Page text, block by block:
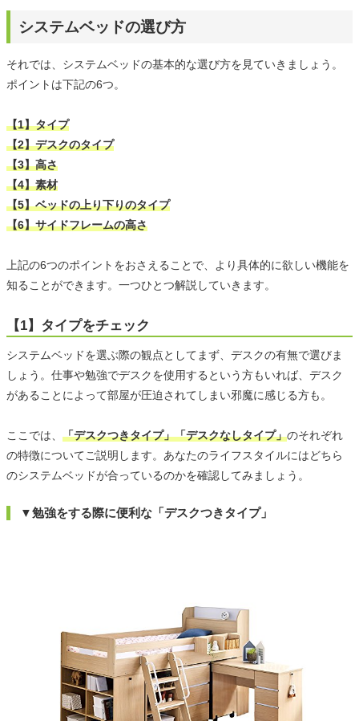
システムベッドの選び方
それでは、システムベッドの基本的な選び方を見ていきましょう。
ポイントは下記の6つ。
【1】タイプ
【2】デスクのタイプ
【3】高さ
【4】素材
【5】ベッドの上り下りのタイプ
【6】サイドフレームの高さ
上記の6つのポイントをおさえることで、より具体的に欲しい機能を
知ることができます。一つひとつ解説していきます。
【1】タイプをチェック
システムベッドを選ぶ際の観点としてまず、デスクの有無で選びま
しょう。仕事や勉強でデスクを使用するという方もいれば、デスク
があることによって部屋が圧迫されてしまい邪魔に感じる方も。
ここでは、 「デスクつきタイプ」「デスクなしタイプ」のそれぞれ
の特徴についてご説明します。あなたのライフスタイルにはどちら
のシステムベッドが合っているのかを確認してみましょう。
▼勉強をする際に便利な「デスクつきタイプ」